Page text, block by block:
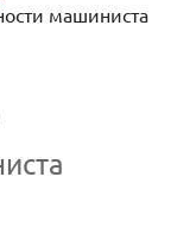
машиниста